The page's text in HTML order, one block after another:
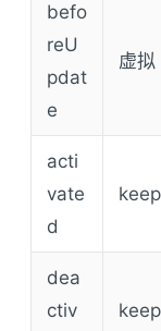
befo
reU
pdat
e
虚拟
acti
vate
d
dea
ctiv